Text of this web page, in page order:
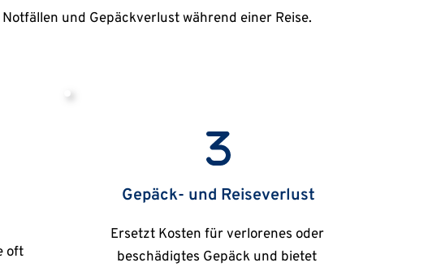
und Gepäckverlust während einer Reise.
oft
Gepäck- und Reiseverlust
Ersetzt Kosten für verlorenes oder
beschädigtes Gepäck und bietet